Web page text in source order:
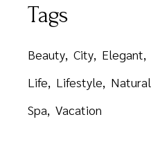
Tags
Beauty City Elegant
Life
Lifestyle Natural
Spa Vacation